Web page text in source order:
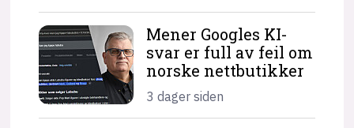
Mener Googles KI-
svar er full av feil om
norske nettbutikker
3 dager siden